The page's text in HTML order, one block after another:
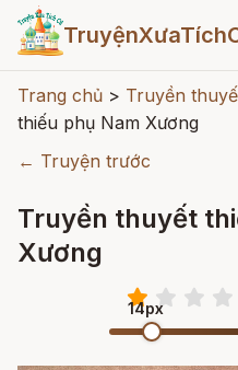
Trang chủ > Truyền
thiếu phụ Nam Xương
← Truyện trước
Truyền thuyết
Xương
14px